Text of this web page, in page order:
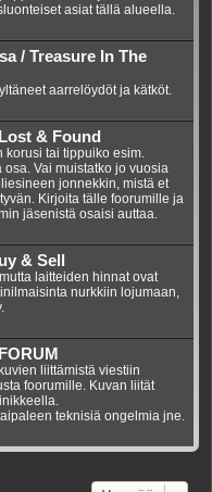
asiat tällä alueella.
/ Treasure In The
aarrelöydöt ja kätköt.
& Found
tai tippuiko esim.
Vai muistatko jo vuosia
jonnekkin, mistä et
Kirjoita tälle foorumille ja
jäsenistä osaisi auttaa.
& Sell
laitteiden hinnat ovat
nurkkiin lojumaan,
liittämistä viestiin
foorumille. Kuvan liität
teknisiä ongelmia jne.